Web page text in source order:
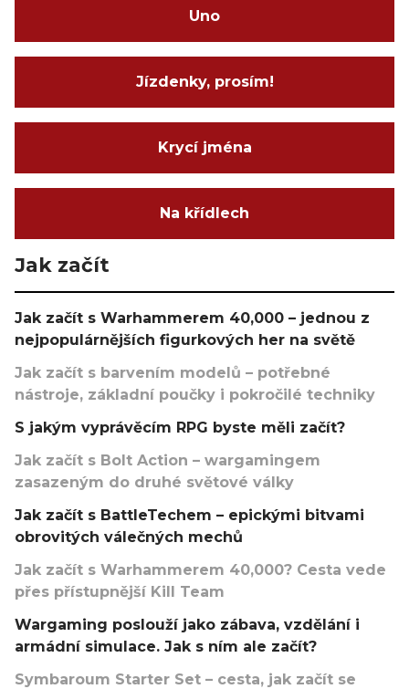
Uno
Jízdenky, prosím!
Krycí jména
Na křídlech
Jak začít
Jak začít s Warhammerem 40,000 – jednou z
nejpopulárnějších figurkových her na světě
Jak začít s barvením modelů – potřebné
nástroje, základní poučky i pokročilé techniky
S jakým vyprávěcím RPG byste měli začít?
Jak začít s Bolt Action – wargamingem
zasazeným do druhé světové války
Jak začít s BattleTechem – epickými bitvami
obrovitých válečných mechů
Jak začít s Warhammerem 40,000? Cesta vede
přes přístupnější Kill Team
Wargaming poslouží jako zábava, vzdělání i
armádní simulace. Jak s ním ale začít?
Symbaroum Starter Set – cesta, jak začít se